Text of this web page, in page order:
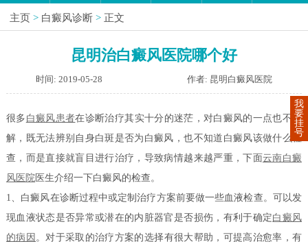
主页 > 白癜风诊断 > 正文
昆明治白癜风医院哪个好
时间: 2019-05-28 作者: 昆明白癜风医院
很多 白癜风患者在诊断治疗其实十分的迷茫，对白癜风的一点也不了
解，既无法辨别自身白斑是否为白癜风，也不知道白癜风该做什么检
查，而是直接就盲目进行治疗，导致病情越来越严重，下面云南白癜
风医院 医生介绍一下白癜风的检查。
1、白癜风在诊断过程中或定制治疗方案前要做一些血液检查。可以发
现血液状态是否异常或潜在的内脏器官是否损伤，有利于确定白癜风
的病因 。对于采取的治疗方案的选择有很大帮助，可提高治愈率，有
我
要
挂
号